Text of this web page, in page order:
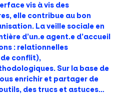
vis à vis des
elle contribue au bon
La veille sociale en
d’un.e agent.e d’accueil
: relationnelles
conflit),
Sur la base de
enrichir et partager de
des trucs et astuces…